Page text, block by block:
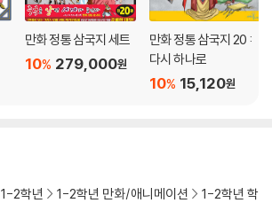
만화 정통 삼국지 세트
279,000원
10%
만화 정통 삼국지 20 :
다시 하나로
15,120원
10%
1-2학년 1-2학년 만화/애니메이션
1-2학년 학